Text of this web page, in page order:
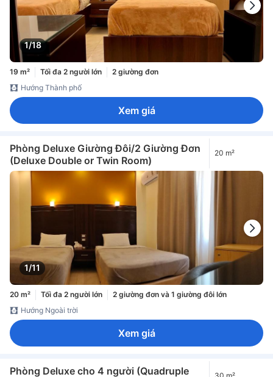
1/18
19 m² Tối đa 2 người lớn
2 giường đơn
Hướng Thành phố
Xem giá
Phòng Deluxe Giường Đôi/2 Giường Đơn
(Deluxe Double or Twin Room)
20 m²
1/11
20 m² Tối đa 2 người lớn
2 giường đơn và 1 giường đôi lớn
Hướng Ngoài trời
Xem giá
Phòng Deluxe cho 4 người (Quadruple